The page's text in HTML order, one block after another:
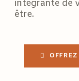
intégrante de
être.